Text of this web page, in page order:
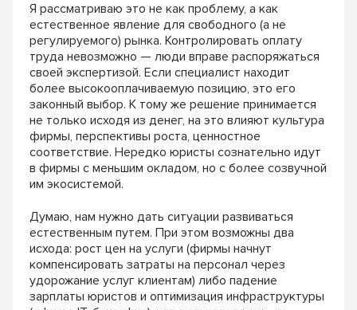
Я рассматриваю это не как проблему, а как
естественное явление для свободного (а не
регулируемого) рынка. Контролировать оплату
труда невозможно — люди вправе распоряжаться
своей экспертизой. Если специалист находит
более высокооплачиваемую позицию, это его
законный выбор. К тому же решение принимается
не только исходя из денег, на это влияют культура
фирмы, перспективы роста, ценностное
соответствие. Нередко юристы сознательно идут
в фирмы с меньшим окладом, но с более созвучной
им экосистемой.
Думаю, нам нужно дать ситуации развиваться
естественным путем. При этом возможны два
исхода: рост цен на услуги (фирмы начнут
компенсировать затраты на персонал через
удорожание услуг клиентам) либо падение
зарплаты юристов и оптимизация инфраструктуры